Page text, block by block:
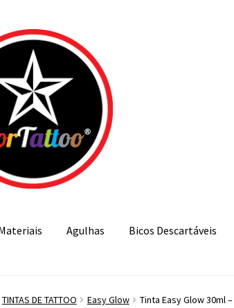
Agulhas Bicos Descartáveis
TINTAS DE TATTOO Easy Glow Tinta Easy Glow 30ml